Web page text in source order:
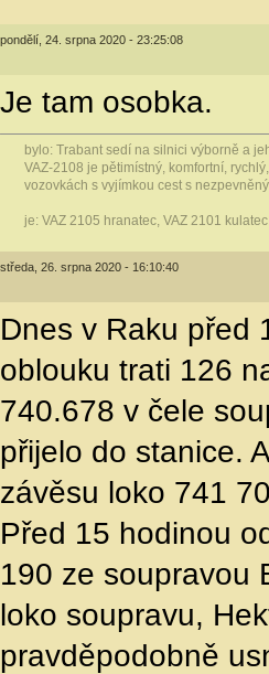
pondělí, 24. srpna 2020 - 23:25:08
Je tam osobka.
bylo: Trabant sedí na silnici výborně a
VAZ-2108 je pětimístný, komfortní,
vozovkách s vyjímkou cest s
je: VAZ 2105 hranatec, VAZ 2101
středa, 26. srpna 2020 - 16:10:40
Dnes v Raku před
oblouku trati 126
740.678 v čele
přijelo do stanice.
závěsu loko 741
Před 15 hodinou
190 ze soupravou
loko soupravu,
pravděpodobně